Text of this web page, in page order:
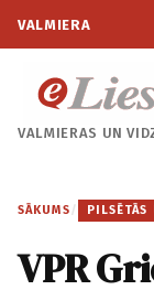
VALMIERA
VALMIERAS UN
SĀKUMS / PILSĒTĀS
VPR